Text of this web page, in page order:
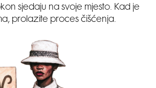
sjedaju na svoje mjesto. Kad je
prolazite proces čišćenja.